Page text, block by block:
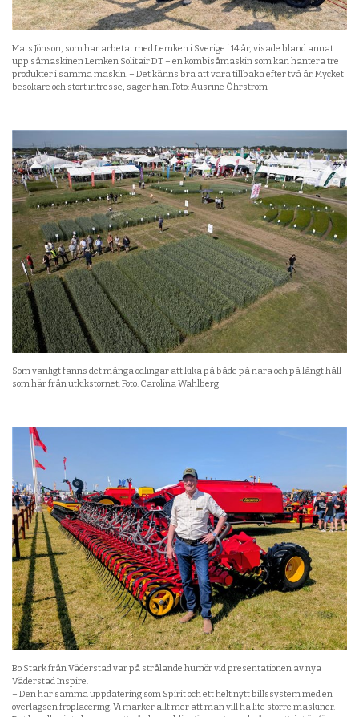
Mats Jönson, som har arbetat med Lemken i Sverige i 14 år, visade bland annat
upp såmaskinen Lemken Solitair DT – en kombisåmaskin som kan hantera tre
produkter i samma maskin. – Det känns bra att vara tillbaka efter två år. Mycket
besökare och stort intresse, säger han. Foto: Ausrine Öhrström
Som vanligt fanns det många odlingar att kika på både på nära och på långt håll
som här från utkikstornet. Foto: Carolina Wahlberg
Bo Stark från Väderstad var på strålande humör vid presentationen av nya
Väderstad Inspire.
– Den har samma uppdatering som Spirit och ett helt nytt billssystem med en
överlägsen fröplacering. Vi märker allt mer att man vill ha lite större maskiner.